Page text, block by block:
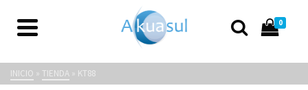
0
INICIO » TIENDA » KT88